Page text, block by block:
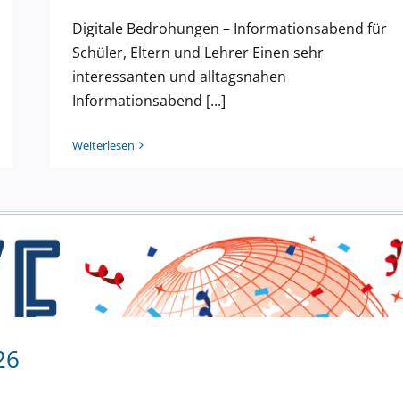
Digitale Bedrohungen –
Digitale Bedrohungen – Informationsabend für
Schüler, Eltern und Lehrer Einen sehr
interessanten und alltagsnahen
Informationsabend [...]
Weiterlesen